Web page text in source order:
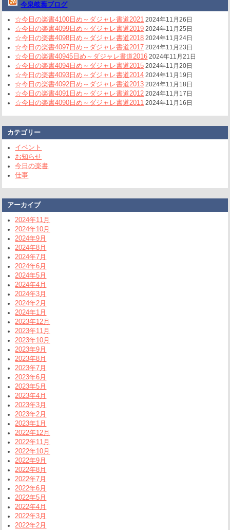
今泉岐葉ブログ
☆今日の楽書4100日め～ダジャレ書道2021 2024年11月26日
☆今日の楽書4099日め～ダジャレ書道2019 2024年11月25日
☆今日の楽書4098日め～ダジャレ書道2018 2024年11月24日
☆今日の楽書4097日め～ダジャレ書道2017 2024年11月23日
☆今日の楽書40945日め～ダジャレ書道2016 2024年11月21日
☆今日の楽書4094日め～ダジャレ書道2015 2024年11月20日
☆今日の楽書4093日め～ダジャレ書道2014 2024年11月19日
☆今日の楽書4092日め～ダジャレ書道2013 2024年11月18日
☆今日の楽書4091日め～ダジャレ書道2012 2024年11月17日
☆今日の楽書4090日め～ダジャレ書道2011 2024年11月16日
カテゴリー
イベント
お知らせ
今日の楽書
仕事
アーカイブ
2024年11月
2024年10月
2024年9月
2024年8月
2024年7月
2024年6月
2024年5月
2024年4月
2024年3月
2024年2月
2024年1月
2023年12月
2023年11月
2023年10月
2023年9月
2023年8月
2023年7月
2023年6月
2023年5月
2023年4月
2023年3月
2023年2月
2023年1月
2022年12月
2022年11月
2022年10月
2022年9月
2022年8月
2022年7月
2022年6月
2022年5月
2022年4月
2022年3月
2022年2月